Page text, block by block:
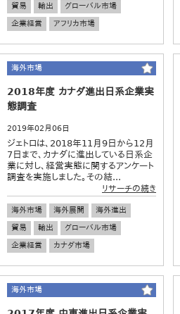
貿易
輸出
グローバル市場
企業経営
アフリカ市場
海外市場
2018年度 カナダ進出日系企業実
態調査
2019年02月06日
ジェトロは、2018年11月9日から12月
7日まで、カナダに進出している日系企
業に対し、経営実態に関するアンケート
調査を実施しました。その結...
リサーチの続き
海外市場 海外展開
海外進出
貿易
輸出
グローバル市場
企業経営
カナダ市場
海外市場